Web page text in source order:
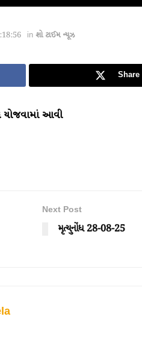
in શો ટાઈમ ન્યૂઝ
યોજવામાં આવી
Next Post
મૃત્યુનોંધ 28-08-25